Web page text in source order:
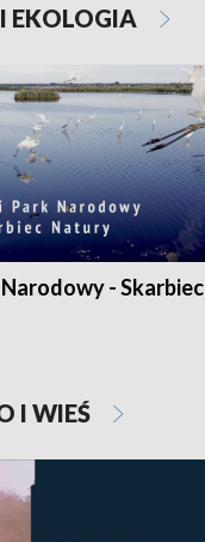
EKOLOGIA
- Skarbiec
I WIEŚ